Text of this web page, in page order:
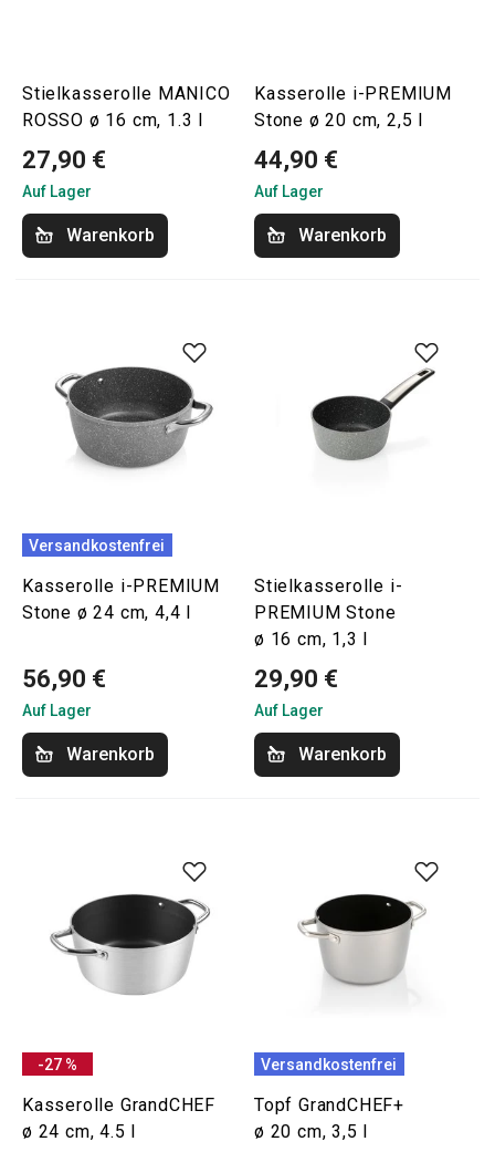
Stielkasserolle MANICO
ROSSO ø 16 cm, 1.3 l
27,90 €
Auf Lager
Warenkorb
Kasserolle i-PREMIUM
Stone ø 20 cm, 2,5 l
44,90 €
Auf Lager
Warenkorb
Versandkostenfrei
Kasserolle i-PREMIUM
Stone ø 24 cm, 4,4 l
56,90 €
Auf Lager
Warenkorb
Stielkasserolle i-
PREMIUM Stone
ø 16 cm, 1,3 l
29,90 €
Auf Lager
Warenkorb
-27 %
Kasserolle GrandCHEF
ø 24 cm, 4.5 l
Versandkostenfrei
Topf GrandCHEF+
ø 20 cm, 3,5 l